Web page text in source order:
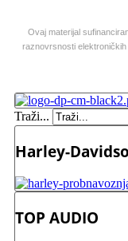
Ovaj materijal
raznovrsnosti elektroničkih
Traži...
Harley-
TOP AUDIO